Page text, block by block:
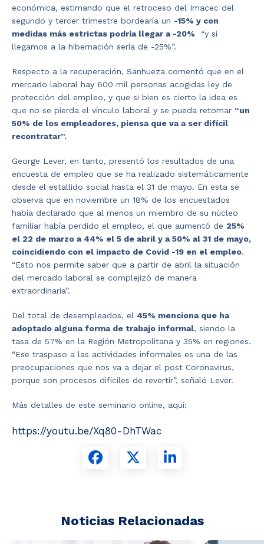
económica, estimando que el retroceso del Imacec del
segundo y tercer trimestre bordearía un -15% y con
medidas más estrictas podría llegar a -20% “y si
llegamos a la hibernación sería de -25%”.
Respecto a la recuperación, Sanhueza comentó que en el
mercado laboral hay 600 mil personas acogidas ley de
protección del empleo, y que si bien es cierto la idea es
que no se pierda el vínculo laboral y se pueda retomar “un
50% de los empleadores, piensa que va a ser difícil
recontratar”.
George Lever, en tanto, presentó los resultados de una
encuesta de empleo que se ha realizado sistemáticamente
desde el estallido social hasta el 31 de mayo. En esta se
observa que en noviembre un 18% de los encuestados
había declarado que al menos un miembro de su núcleo
familiar había perdido el empleo, el que aumentó de 25%
el 22 de marzo a 44% el 5 de abril y a 50% al 31 de mayo,
coincidiendo con el impacto de Covid -19 en el empleo.
“Esto nos permite saber que a partir de abril la situación
del mercado laboral se complejizó de manera
extraordinaria”.
Del total de desempleados, el 45% menciona que ha
adoptado alguna forma de trabajo informal, siendo la
tasa de 57% en la Región Metropolitana y 35% en regiones.
“Ese traspaso a las actividades informales es una de las
preocupaciones que nos va a dejar el post Coronavirus,
porque son procesos difíciles de revertir”, señaló Lever.
Más detalles de este seminario online, aquí:
https://youtu.be/Xq80-DhTWac
Noticias Relacionadas